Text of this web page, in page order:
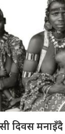
दिवस मनाइँदै